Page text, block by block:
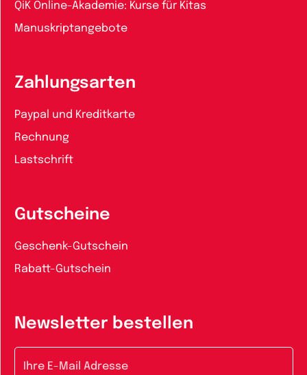
QiK Online-Akademie: Kurse für Kitas
Manuskriptangebote
Zahlungsarten
Paypal und Kreditkarte
Rechnung
Lastschrift
Gutscheine
Geschenk-Gutschein
Rabatt-Gutschein
Newsletter bestellen